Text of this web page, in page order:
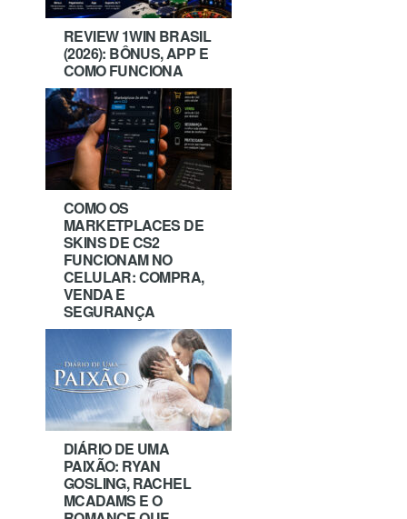
REVIEW 1WIN BRASIL
(2026): BÔNUS, APP E
COMO FUNCIONA
COMO OS
MARKETPLACES DE
SKINS DE CS2
FUNCIONAM NO
CELULAR: COMPRA,
VENDA E
SEGURANÇA
DIÁRIO DE UMA
PAIXÃO: RYAN
GOSLING, RACHEL
MCADAMS E O